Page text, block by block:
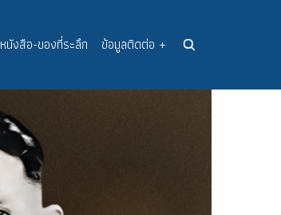
หนังสือ-ของที่ระลึก ข้อมูลติดต่อ +